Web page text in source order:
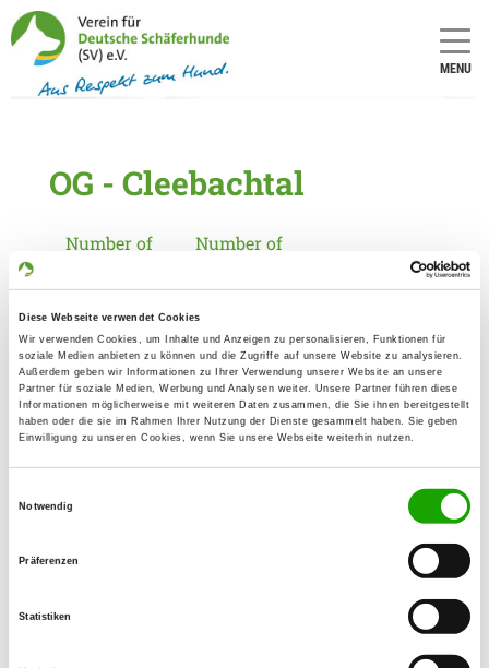
Diese Webseite verwendet Cookies
Wir verwenden Cookies, um Inhalte und Anzeigen zu personalisieren, Funktionen für
soziale Medien anbieten zu können und die Zugriffe auf unsere Website zu analysieren.
Außerdem geben wir Informationen zu Ihrer Verwendung unserer Website an unsere
Partner für soziale Medien, Werbung und Analysen weiter. Unsere Partner führen diese
Informationen möglicherweise mit weiteren Daten zusammen, die Sie ihnen bereitgestellt
haben oder die sie im Rahmen Ihrer Nutzung der Dienste gesammelt haben. Sie geben
Einwilligung zu unseren Cookies, wenn Sie unsere Webseite weiterhin nutzen.
Notwendig
Präferenzen
Statistiken
MENU
OG - Cleebachtal
Number of
applicants
in
Germany):
847
Number of
for
applicants
in
Germany):
8
Information about the local group
Steffen Wolfgang Bork
35428 Langgöns-Niederkleen
06447 9233203